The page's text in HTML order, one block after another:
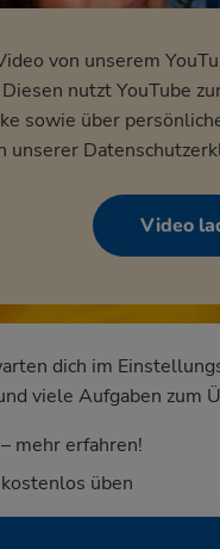
von unserem
nutzt YouTube
sowie über
unserer
Video
dich im
viele Aufgaben zum
mehr erfahren!
üben